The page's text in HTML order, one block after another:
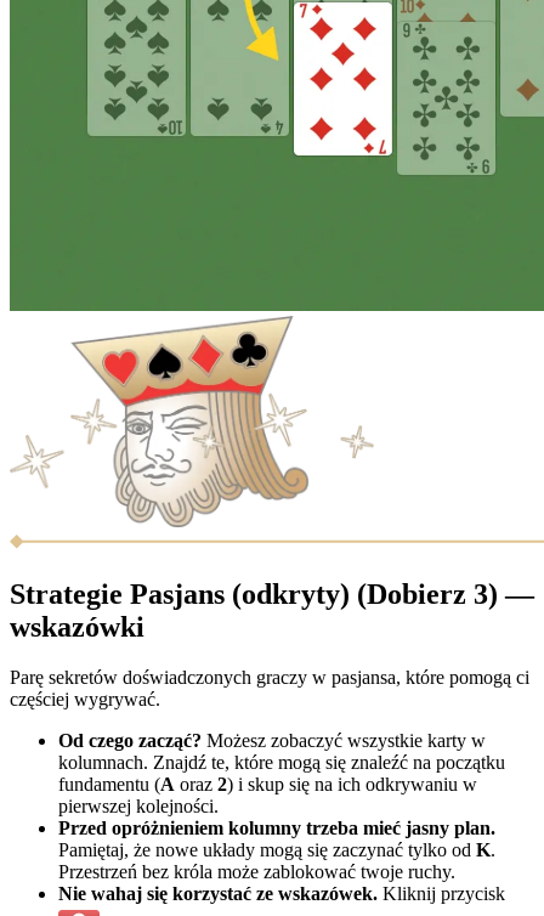
Strategie Pasjans (odkryty) (Dobierz 3) —
wskazówki
Parę sekretów doświadczonych graczy w pasjansa, które pomogą ci
częściej wygrywać.
Od czego zacząć? Możesz zobaczyć wszystkie karty w
kolumnach. Znajdź te, które mogą się znaleźć na początku
fundamentu (A oraz 2) i skup się na ich odkrywaniu w
pierwszej kolejności.
Przed opróżnieniem kolumny trzeba mieć jasny plan.
Pamiętaj, że nowe układy mogą się zaczynać tylko od K.
Przestrzeń bez króla może zablokować twoje ruchy.
Nie wahaj się korzystać ze wskazówek. Kliknij przycisk